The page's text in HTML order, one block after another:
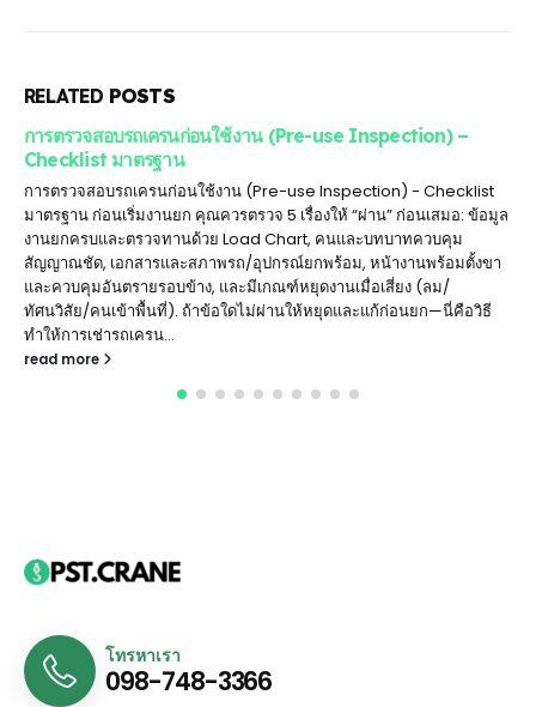
RELATED POSTS
การตรวจสอบรถเครนก่อนใช้งาน (Pre-use Inspection) –
Checklist มาตรฐาน
การตรวจสอบรถเครนก่อนใช้งาน (Pre-use Inspection) - Checklist
มาตรฐาน ก่อนเริ่มงานยก คุณควรตรวจ 5 เรื่องให้ “ผ่าน” ก่อนเสมอ: ข้อมูล
งานยกครบและตรวจทานด้วย Load Chart, คนและบทบาทควบคุม
สัญญาณชัด, เอกสารและสภาพรถ/อุปกรณ์ยกพร้อม, หน้างานพร้อมตั้งขา
และควบคุมอันตรายรอบข้าง, และมีเกณฑ์หยุดงานเมื่อเสี่ยง (ลม/
ทัศนวิสัย/คนเข้าพื้นที่). ถ้าข้อใดไม่ผ่านให้หยุดและแก้ก่อนยก—นี่คือวิธี
ทำให้การเช่ารถเครน...
read more
โทรหาเรา
098-748-3366